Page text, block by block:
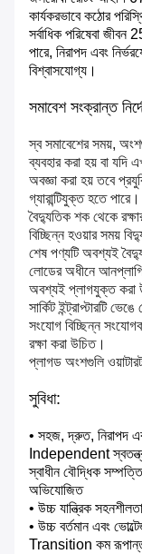
কার্যকরভাবে কঠোর
সর্বাধিক পরিষেবা
পারে, নিরাপদ এবং
বিশ্বাসযোগ্য।
সমাবেশ সংক্রান্ত
স্ব সমাবেশের সময়,
ব্যবহার করা হয় বা যদি
অবজ্ঞা করা হয় তবে
গ্যারান্টিযুক্ত হতে পারে।
বৈদ্যুতিক শক থেকে
বিচ্ছিন্ন হওয়ার সময়
শেষ পণ্যটি অবশ্যই
লোডের অধীনে
অবশ্যই প্লাগযুক্ত করা
সার্কিট ইন্ট্রাপ্টারটি
সংযোগ বিচ্ছিন্ন
রক্ষা করা উচিত।
প্লাগড অংশগুলি
সুবিধা:
• সহজ, দ্রুত, নিরাপদ
Independent
স্বাধীন বৌদ্ধিক
অভিযোজিত
• উচ্চ যান্ত্রিক সহনশীলতা
• উচ্চ বর্তমান এবং
Transition কম